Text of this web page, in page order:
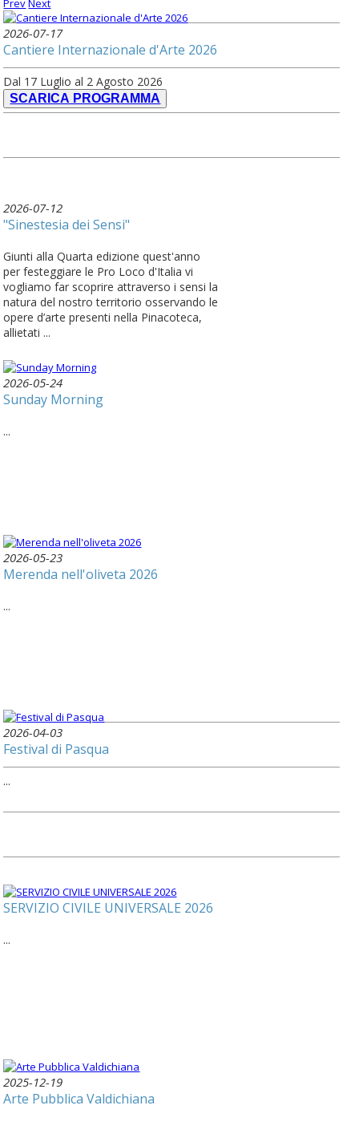
PrevNext
2026-07-17
Cantiere Internazionale d'Arte 2026
Dal 17 Luglio al 2 Agosto 2026
SCARICA PROGRAMMA
2026-07-12
"Sinestesia dei Sensi"
Giunti alla Quarta edizione quest'anno
per festeggiare le Pro Loco d'Italia vi
vogliamo far scoprire attraverso i sensi la
natura del nostro territorio osservando le
opere d’arte presenti nella Pinacoteca,
allietati ...
2026-05-24
Sunday Morning
...
2026-05-23
Merenda nell'oliveta 2026
...
2026-04-03
Festival di Pasqua
...
SERVIZIO CIVILE UNIVERSALE 2026
...
2025-12-19
Arte Pubblica Valdichiana